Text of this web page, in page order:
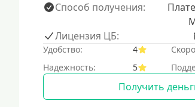
Способ получения:
Лицензия ЦБ:
Удобство: 4
Надежность:
5
Получить